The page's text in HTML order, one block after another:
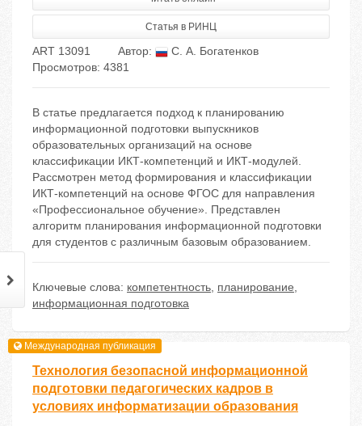
Статья в РИНЦ
ART 13091 Автор:
С. А. Богатенков
Просмотров: 4381
В статье предлагается подход к планированию
информационной подготовки выпускников
образовательных организаций на основе
классификации ИКТ-компетенций и ИКТ-модулей.
Рассмотрен метод формирования и классификации
ИКТ-компетенций на основе ФГОС для направления
«Профессиональное обучение». Представлен
алгоритм планирования информационной подготовки
для студентов с различным базовым образованием.
Ключевые слова: компетентность, планирование,
информационная подготовка
Международная публикация
Технология безопасной информационной
подготовки педагогических кадров в
условиях информатизации образования